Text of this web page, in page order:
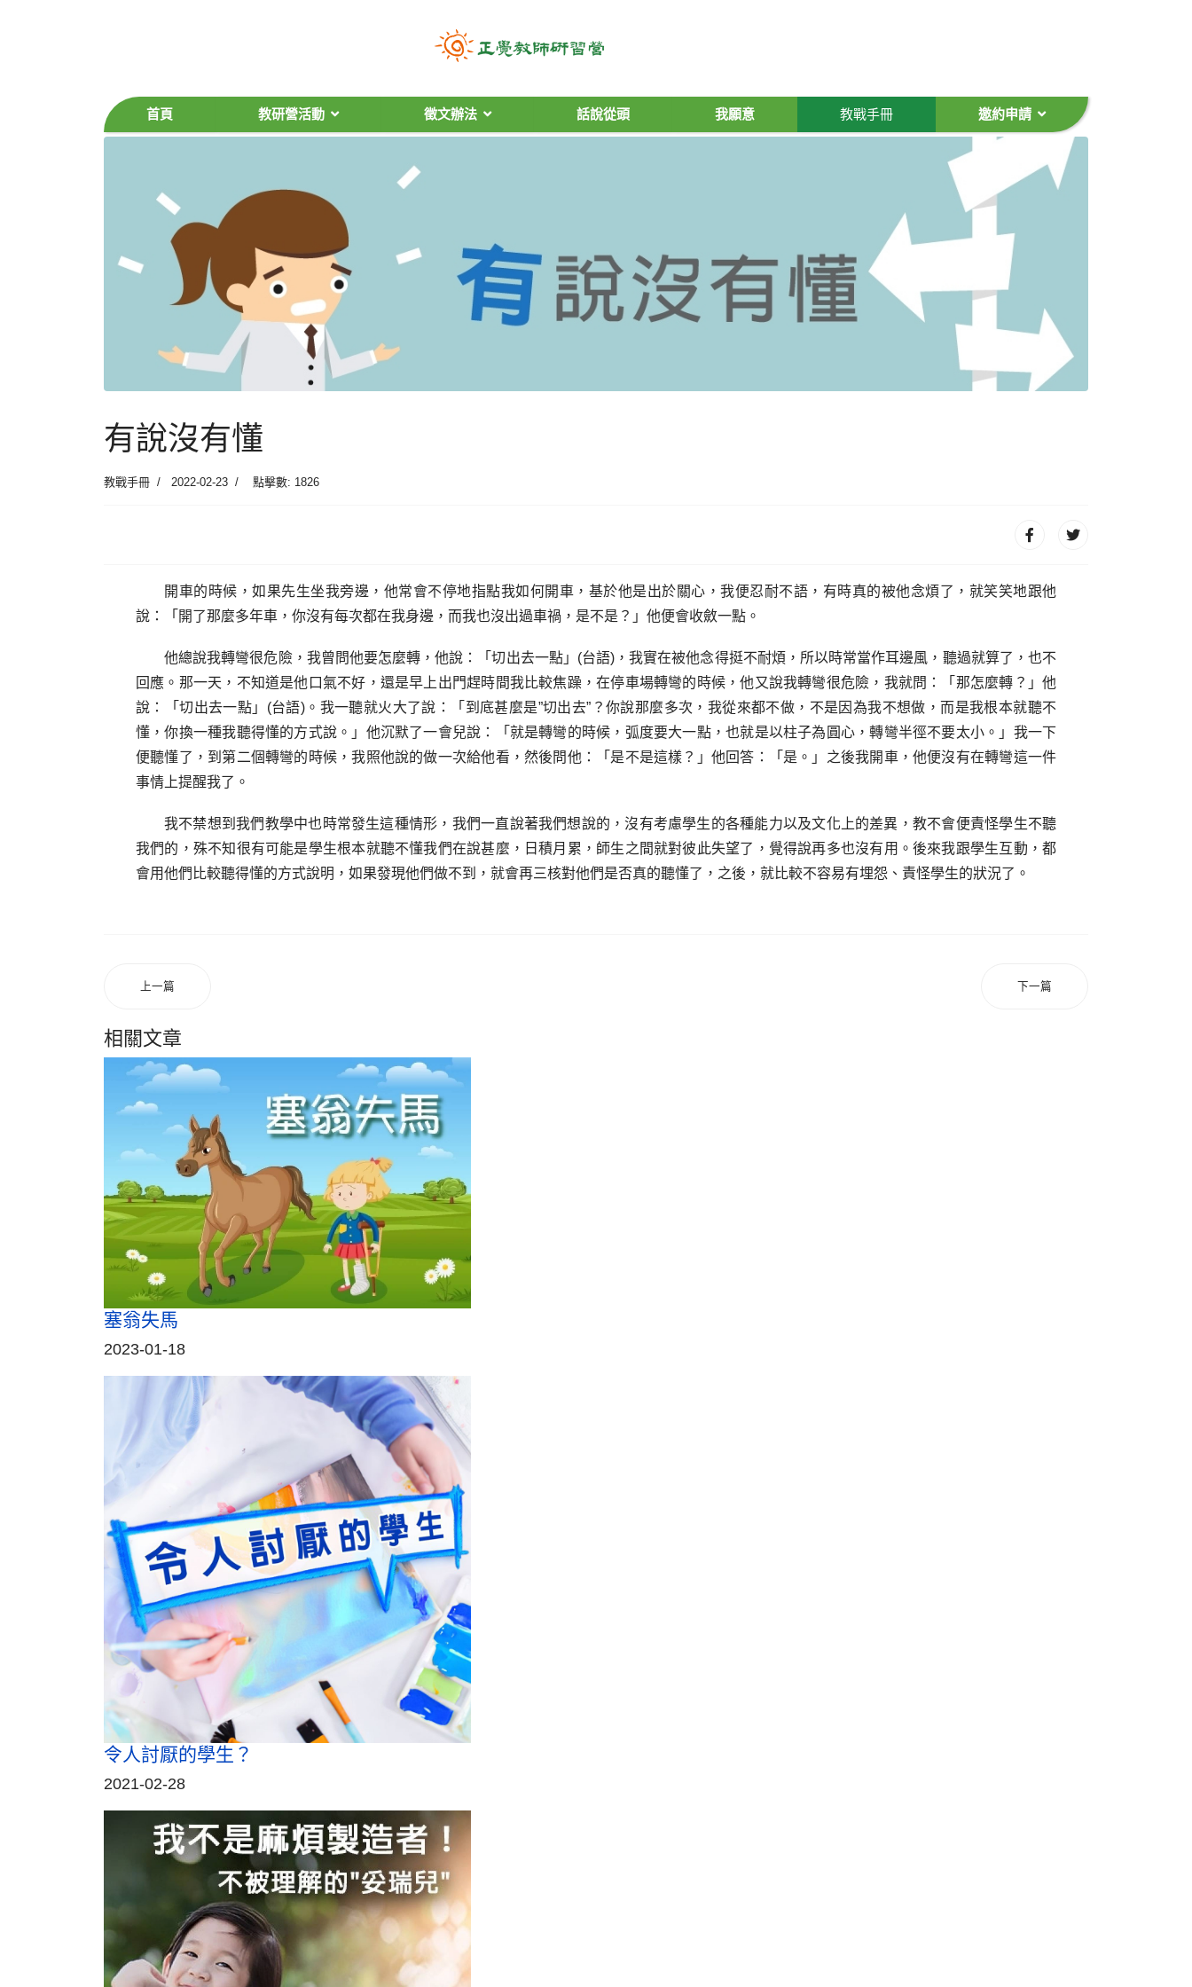
首頁 教研營活動 徵文辦法 話說從頭 我願意 教戰手冊 邀約申請
有說沒有懂
教戰手冊 2022-02-23 點擊數: 1826
開車的時候，如果先生坐我旁邊，他常會不停地指點我如何開車，基於他是出於關心，我便忍耐不語，有時真的被他念煩了，就笑笑地跟他
說：「開了那麼多年車，你沒有每次都在我身邊，而我也沒出過車禍，是不是？」他便會收斂一點。
他總說我轉彎很危險，我曾問他要怎麼轉，他說：「切出去一點」(台語)，我實在被他念得挺不耐煩，所以時常當作耳邊風，聽過就算了，也不
回應。那一天，不知道是他口氣不好，還是早上出門趕時間我比較焦躁，在停車場轉彎的時候，他又說我轉彎很危險，我就問：「那怎麼轉？」他
說：「切出去一點」(台語)。我一聽就火大了說：「到底甚麼是”切出去”？你說那麼多次，我從來都不做，不是因為我不想做，而是我根本就聽不
懂，你換一種我聽得懂的方式說。」他沉默了一會兒說：「就是轉彎的時候，弧度要大一點，也就是以柱子為圓心，轉彎半徑不要太小。」我一下
便聽懂了，到第二個轉彎的時候，我照他說的做一次給他看，然後問他：「是不是這樣？」他回答：「是。」之後我開車，他便沒有在轉彎這一件
事情上提醒我了。
我不禁想到我們教學中也時常發生這種情形，我們一直說著我們想說的，沒有考慮學生的各種能力以及文化上的差異，教不會便責怪學生不聽
我們的，殊不知很有可能是學生根本就聽不懂我們在說甚麼，日積月累，師生之間就對彼此失望了，覺得說再多也沒有用。後來我跟學生互動，都
會用他們比較聽得懂的方式說明，如果發現他們做不到，就會再三核對他們是否真的聽懂了，之後，就比較不容易有埋怨、責怪學生的狀況了。
上一篇 下一篇
相關文章
塞翁失馬
2023-01-18
令人討厭的學生？
2021-02-28